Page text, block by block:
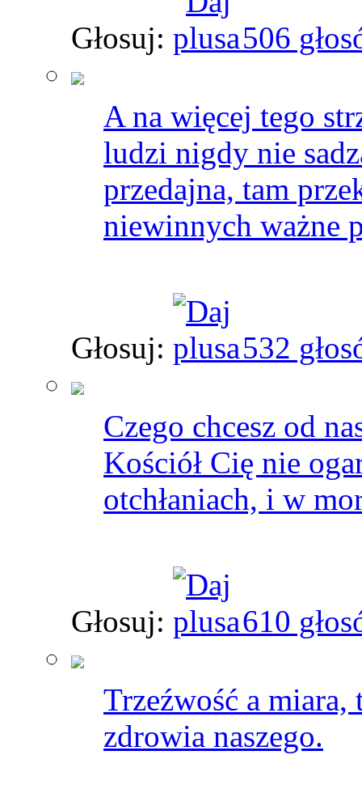
Głosuj: 506
A na więcej tego
ludzi nigdy nie
przedajna, tam
niewinnych ważne
Głosuj: 532
Czego chcesz od
Kościół Cię nie
otchłaniach, i w
Głosuj: 610
Trzeźwość a miara,
zdrowia naszego.